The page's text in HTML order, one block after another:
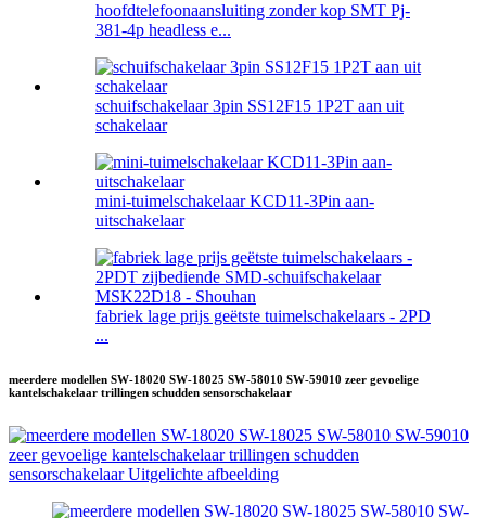
hoofdtelefoonaansluiting zonder kop SMT Pj-
381-4p headless e...
schuifschakelaar 3pin SS12F15 1P2T aan uit
schakelaar
mini-tuimelschakelaar KCD11-3Pin aan-
uitschakelaar
fabriek lage prijs geëtste tuimelschakelaars - 2PD
...
meerdere modellen SW-18020 SW-18025 SW-58010 SW-59010 zeer gevoelige
kantelschakelaar trillingen schudden sensorschakelaar